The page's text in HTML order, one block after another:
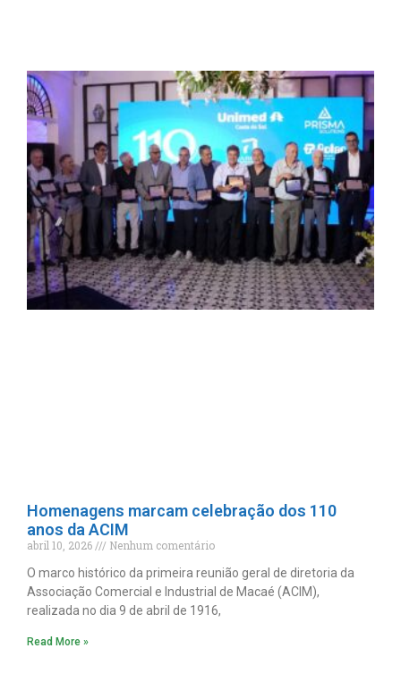
Homenagens marcam celebração dos 110
anos da ACIM
abril 10, 2026
Nenhum comentário
O marco histórico da primeira reunião geral de diretoria da
Associação Comercial e Industrial de Macaé (ACIM),
realizada no dia 9 de abril de 1916,
Read More »